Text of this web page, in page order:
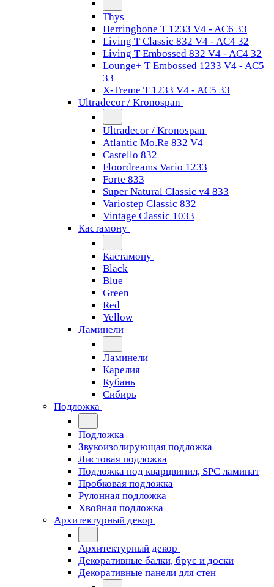
Thys
Herringbone T 1233 V4 - AC6 33
Living T Classic 832 V4 - AC4 32
Living T Embossed 832 V4 - AC4 32
Lounge+ T Embossed 1233 V4 - AC5
33
X-Treme T 1233 V4 - AC5 33
Ultradecor / Kronospan
Ultradecor / Kronospan
Atlantic Mo.Re 832 V4
Castello 832
Floordreams Vario 1233
Forte 833
Super Natural Classic v4 833
Variostep Classic 832
Vintage Classic 1033
Кастамону
Кастамону
Black
Blue
Green
Red
Yellow
Ламинели
Ламинели
Карелия
Кубань
Сибирь
Подложка
Подложка
Звукоизолирующая подложка
Листовая подложка
Подложка под кварцвинил, SPC ламинат
Пробковая подложка
Рулонная подложка
Хвойная подложка
Архитектурный декор
Архитектурный декор
Декоративные балки, брус и доски
Декоративные панели для стен